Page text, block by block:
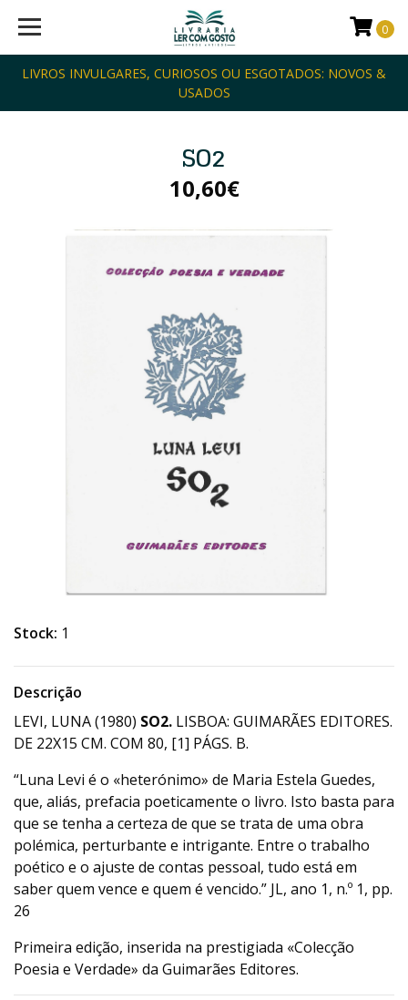
LIVROS INVULGARES, CURIOSOS OU ESGOTADOS: NOVOS &
USADOS
0
SO2
10,60€
Stock: 1
Descrição
LEVI, LUNA (1980) SO2. LISBOA: GUIMARÃES EDITORES.
DE 22X15 CM. COM 80, [1] PÁGS. B.
“Luna Levi é o «heterónimo» de Maria Estela Guedes,
que, aliás, prefacia poeticamente o livro. Isto basta para
que se tenha a certeza de que se trata de uma obra
polémica, perturbante e intrigante. Entre o trabalho
poético e o ajuste de contas pessoal, tudo está em
saber quem vence e quem é vencido.” JL, ano 1, n.º 1, pp.
26
Primeira edição, inserida na prestigiada «Colecção
Poesia e Verdade» da Guimarães Editores.